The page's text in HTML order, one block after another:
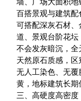
百搭景观与建筑配
可搭配深灰石材
道、景观台阶花
不会发灰暗沉，
天然原石质感，
无人工染色、无
黄，地标建筑长
三、高硬度高密